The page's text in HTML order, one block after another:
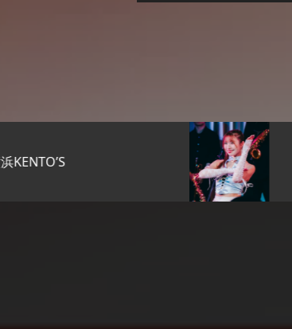
8/10(月)銀座KENTO’S